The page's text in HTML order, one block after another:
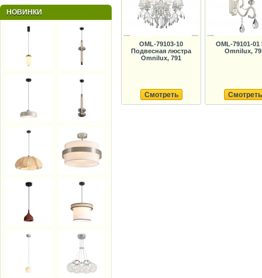
НОВИНКИ
OML-79103-10
Подвесная люстра
Omnilux, 791
Смотреть
OML-79101-01
Omnilux,
Смотреть